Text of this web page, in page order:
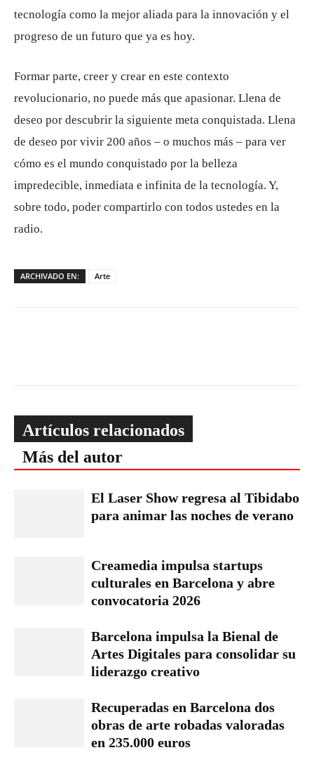
tecnología como la mejor aliada para la innovación y el
progreso de un futuro que ya es hoy.
Formar parte, creer y crear en este contexto
revolucionario, no puede más que apasionar. Llena de
deseo por descubrir la siguiente meta conquistada. Llena
de deseo por vivir 200 años – o muchos más – para ver
cómo es el mundo conquistado por la belleza
impredecible, inmediata e infinita de la tecnología. Y,
sobre todo, poder compartirlo con todos ustedes en la
radio.
ARCHIVADO EN: Arte
Artículos relacionados
Más del autor
El Laser Show regresa al Tibidabo
para animar las noches de verano
Creamedia impulsa startups
culturales en Barcelona y abre
convocatoria 2026
Barcelona impulsa la Bienal de
Artes Digitales para consolidar su
liderazgo creativo
Recuperadas en Barcelona dos
obras de arte robadas valoradas
en 235.000 euros